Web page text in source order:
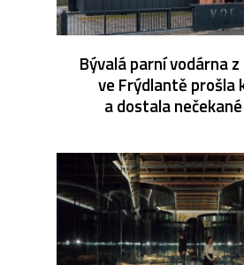
Bývalá parní vodárna
ve Frýdlantě prošla
a dostala